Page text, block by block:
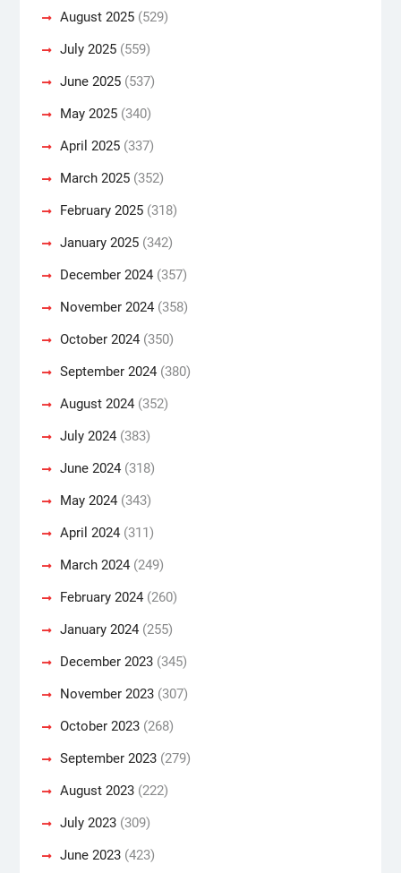
August 2025(529)
July 2025(559)
June 2025(537)
May 2025(340)
April 2025(337)
March 2025(352)
February 2025(318)
January 2025(342)
December 2024(357)
November 2024(358)
October 2024(350)
September 2024(380)
August 2024(352)
July 2024(383)
June 2024(318)
May 2024(343)
April 2024(311)
March 2024(249)
February 2024(260)
January 2024(255)
December 2023(345)
November 2023(307)
October 2023(268)
September 2023(279)
August 2023(222)
July 2023(309)
June 2023(423)